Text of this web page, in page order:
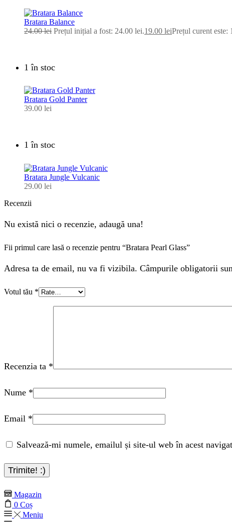
Bratara Balance
24.00lei Prețul inițial a fost: 24.00 lei.19.00 leiPrețul curent este:
1 în stoc
Bratara Gold Panter
39.00 lei
1 în stoc
Bratara Jungle Vulcanic
29.00 lei
Recenzii
Nu există nici o recenzie, adaugă una!
Fii primul care lasă o recenzie pentru “Bratara Pearl Glass”
Adresa ta de email, nu va fi vizibila. Câmpurile obligatorii
Votul tău *
Recenzia ta *
Nume *
Email *
Salvează-mi numele, emailul și site-ul web în acest
Magazin
0 Coș
Meniu